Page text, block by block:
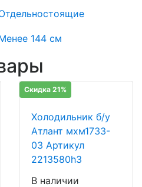
144 см
Скидка 21%
Холодильник б/у
Атлант мхм1733-
03 Артикул
2213580h3
В наличии